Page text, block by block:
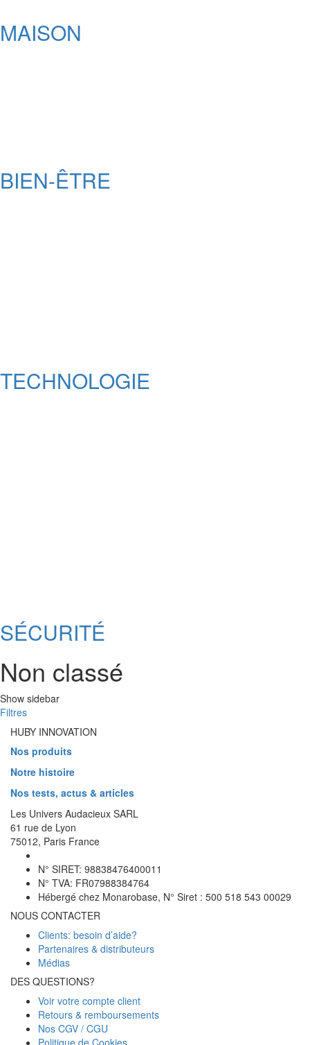
MAISON
BIEN-ÊTRE
TECHNOLOGIE
SÉCURITÉ
Non classé
Show sidebar
Filtres
HUBY INNOVATION
Nos produits
Notre histoire
Nos tests, actus & articles
Les Univers Audacieux SARL
61 rue de Lyon
75012, Paris France
N° SIRET: 98838476400011
N° TVA: FR07988384764
Hébergé chez Monarobase, N° Siret : 500 518 543 00029
NOUS CONTACTER
Clients: besoin d’aide?
Partenaires & distributeurs
Médias
DES QUESTIONS?
Voir votre compte client
Retours & remboursements
Nos CGV / CGU
Politique de Cookies